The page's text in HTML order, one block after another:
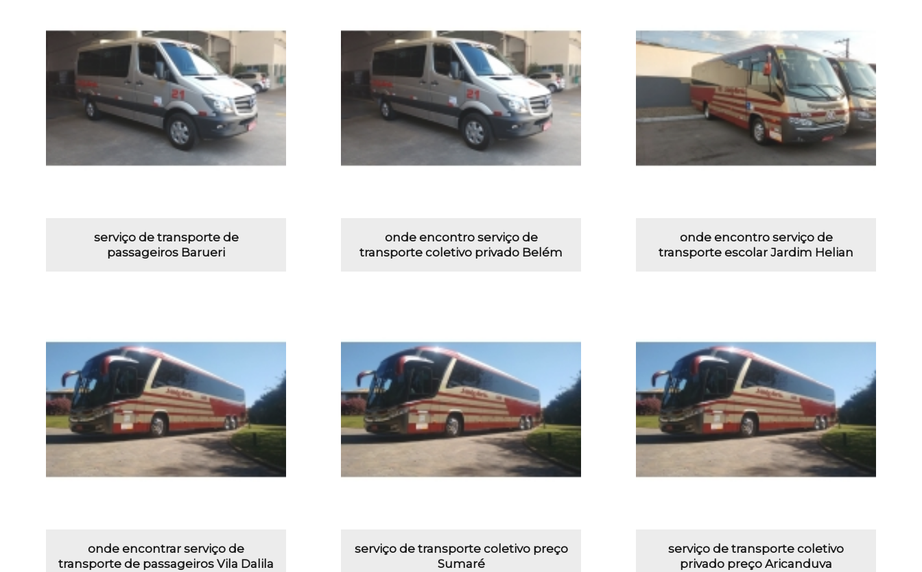
serviço de transporte de
passageiros Barueri
onde encontro serviço de
transporte coletivo privado Belém
onde encontro serviço de
transporte escolar Jardim Helian
onde encontrar serviço de
transporte de passageiros Vila Dalila
serviço de transporte coletivo preço
Sumaré
serviço de transporte coletivo
privado preço Aricanduva